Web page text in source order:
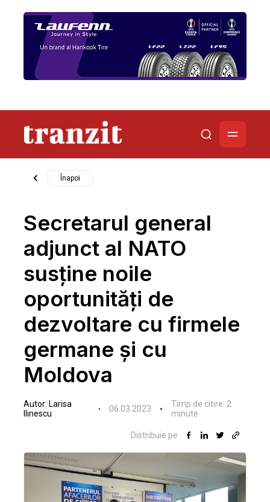
Înapoi
Secretarul general
adjunct al NATO
susține noile
oportunități de
dezvoltare cu firmele
germane și cu
Moldova
Autor: Larisa
Ilinescu
06.03.2023 Timp de citire: 2
minute
Distribuie pe